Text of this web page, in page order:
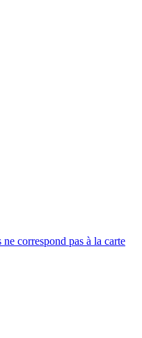
ne correspond pas à la carte